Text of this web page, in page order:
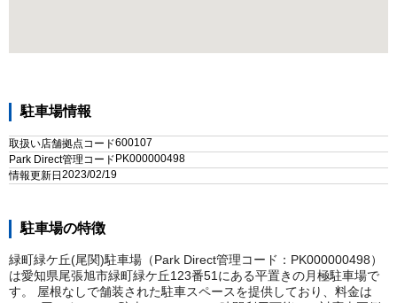
駐車場情報
取扱い店舗拠点コード600107
Park Direct管理コードPK000000498
情報更新日2023/02/19
駐車場の特徴
緑町緑ケ丘(尾関)駐車場（Park Direct管理コード：PK000000498）
は愛知県尾張旭市緑町緑ケ丘123番51にある平置きの月極駐車場で
す。 屋根なしで舗装された駐車スペースを提供しており、料金は